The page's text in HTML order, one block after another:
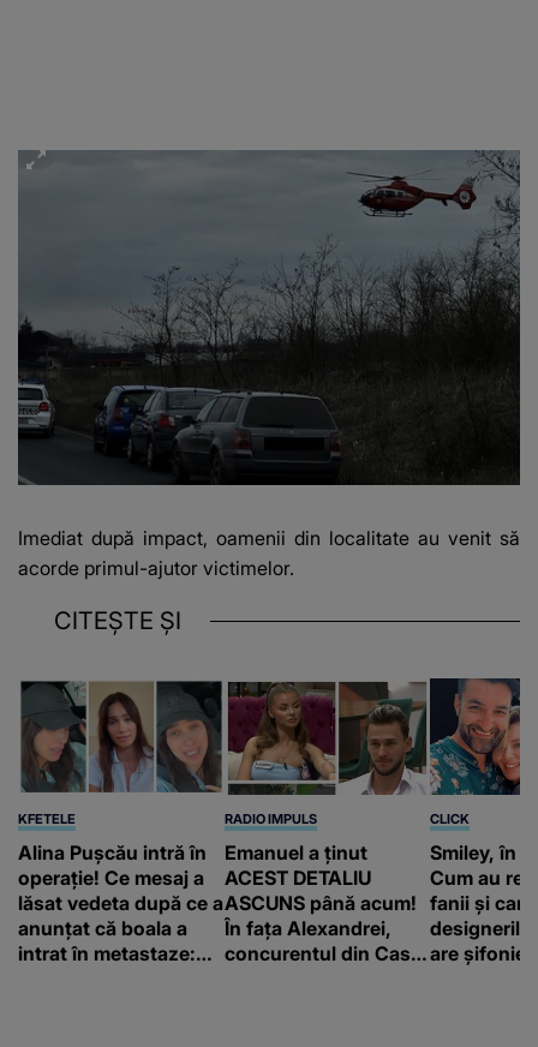
Imediat după impact, oamenii din localitate au venit să
acorde primul-ajutor victimelor.
CITEȘTE ȘI
KFETELE
Alina Pușcău intră în
operație! Ce mesaj a
lăsat vedeta după ce a
anunțat că boala a
intrat în metastaze:
RADIO IMPULS
Emanuel a ținut
ACEST DETALIU
ASCUNS până acum!
În fața Alexandrei,
concurentul din Casa
CLICK
Smiley, în
Cum au
fanii și
are